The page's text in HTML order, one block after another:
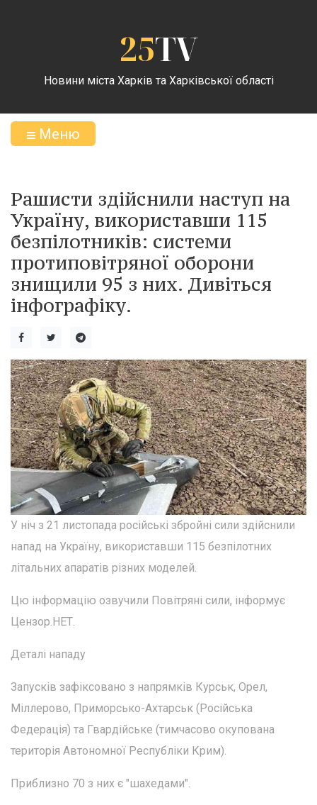
25TV
Новини міста Харків та Харківської області
Меню
Рашисти здійснили наступ на
Україну, використавши 115
безпілотників: системи
протиповітряної оборони
знищили 95 з них. Дивіться
інфографіку.
У ніч з 21 листопада російські збройні сили здійснили
напад на Україну, використавши 115 безпілотних
літальних апаратів різних моделей.
Цю інформацію озвучили Повітряні сили, інформує
Цензор.НЕТ.
Деталі нападу
Запусків зафіксовано з напрямків Курськ, Орел,
Міллерово, Приморсько-Ахтарськ (Російська
Федерація) та Гвардійське (тимчасово окупована
територія Автономної Республіки Крим).
Приблизно 70 з них є "шахедами".